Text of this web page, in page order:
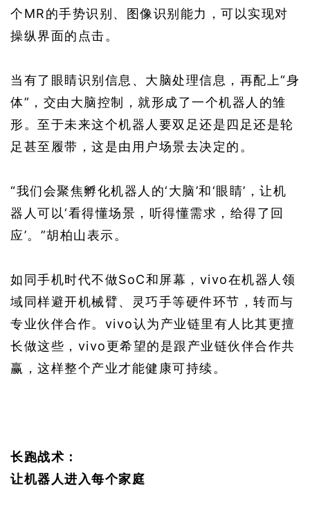
个MR的手势识别、图像识别能力，可以实现对
操纵界面的点击。
当有了眼睛识别信息、大脑处理信息，再配上“身
体”，交由大脑控制，就形成了一个机器人的雏
形。至于未来这个机器人要双足还是四足还是轮
足甚至履带，这是由用户场景去决定的。
“我们会聚焦孵化机器人的‘大脑’和‘眼睛’，让机
器人可以‘看得懂场景，听得懂需求，给得了回
应’。”胡柏山表示。
如同手机时代不做SoC和屏幕，vivo在机器人领
域同样避开机械臂、灵巧手等硬件环节，转而与
专业伙伴合作。vivo认为产业链里有人比其更擅
长做这些，vivo更希望的是跟产业链伙伴合作共
赢，这样整个产业才能健康可持续。
长跑战术：
让机器人进入每个家庭